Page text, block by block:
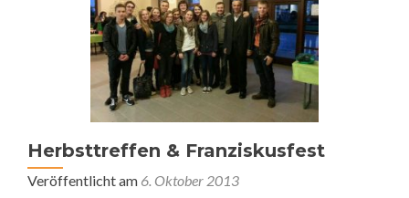
Herbsttreffen & Franziskusfest
Veröffentlicht am 6. Oktober 2013